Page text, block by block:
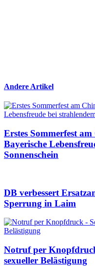
Andere Artikel
Erstes Sommerfest
Bayerische
Sonnenschein
DB verbessert
Sperrung in Laim
Notruf per
sexueller Belästigung